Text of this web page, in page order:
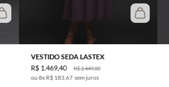
VESTIDO SEDA LASTEX
R$2.449,00
R$ 1.469,40
8xR$ 183,67 sem juros